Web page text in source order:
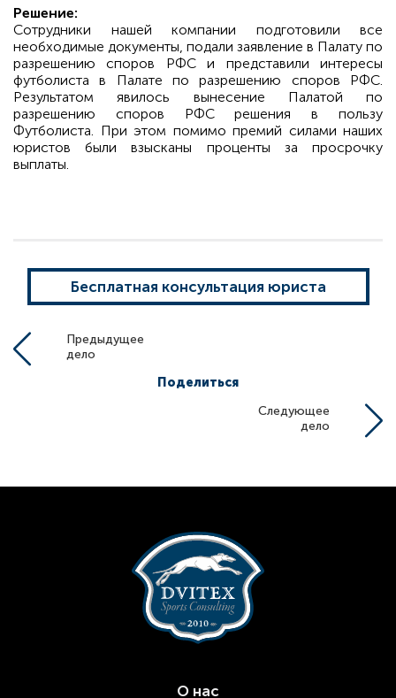
Решение:
Сотрудники нашей компании подготовили все
необходимые документы, подали заявление в Палату по
разрешению споров РФС и представили интересы
футболиста в Палате по разрешению споров РФС.
Результатом явилось вынесение Палатой по
разрешению споров РФС решения в пользу
Футболиста. При этом помимо премий силами наших
юристов были взысканы проценты за просрочку
выплаты.
Бесплатная консультация юриста
Предыдущее
дело
Поделиться
Следующее
дело
О нас